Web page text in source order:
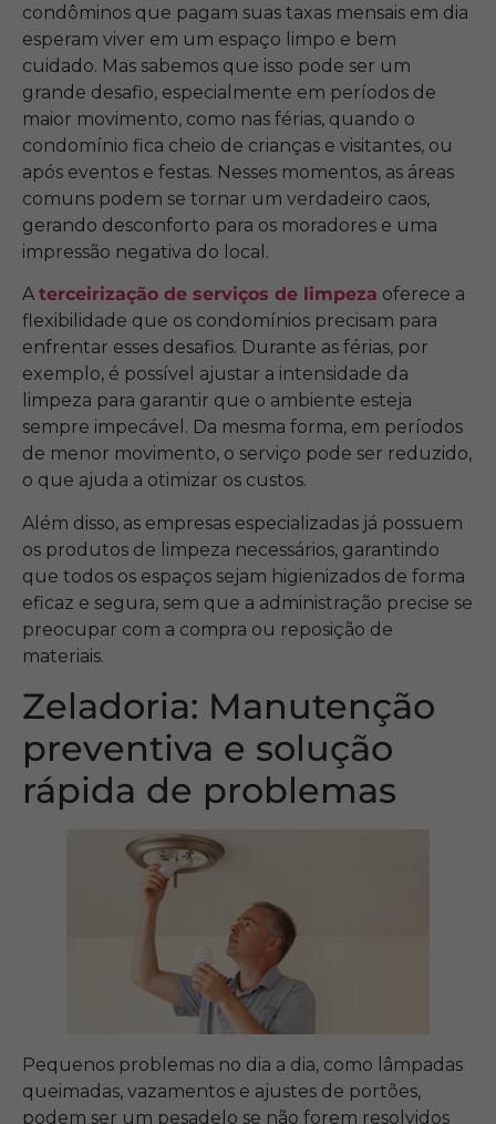
condôminos que pagam suas taxas mensais em dia
esperam viver em um espaço limpo e bem
cuidado. Mas sabemos que isso pode ser um
grande desafio, especialmente em períodos de
maior movimento, como nas férias, quando o
condomínio fica cheio de crianças e visitantes, ou
após eventos e festas. Nesses momentos, as áreas
comuns podem se tornar um verdadeiro caos,
gerando desconforto para os moradores e uma
impressão negativa do local.
A terceirização de serviços de limpeza oferece a
flexibilidade que os condomínios precisam para
enfrentar esses desafios. Durante as férias, por
exemplo, é possível ajustar a intensidade da
limpeza para garantir que o ambiente esteja
sempre impecável. Da mesma forma, em períodos
de menor movimento, o serviço pode ser reduzido,
o que ajuda a otimizar os custos.
Além disso, as empresas especializadas já possuem
os produtos de limpeza necessários, garantindo
que todos os espaços sejam higienizados de forma
eficaz e segura, sem que a administração precise se
preocupar com a compra ou reposição de
materiais.
Zeladoria: Manutenção
preventiva e solução
rápida de problemas
Pequenos problemas no dia a dia, como lâmpadas
queimadas, vazamentos e ajustes de portões,
podem ser um pesadelo se não forem resolvidos